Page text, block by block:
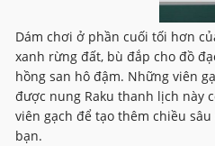
Dám chơi ở phần cuối tối hơn
xanh rừng đất, bù đắp cho đồ
hồng san hô đậm. Những viên
được nung Raku thanh lịch này
viên gạch để tạo thêm chiều
bạn.